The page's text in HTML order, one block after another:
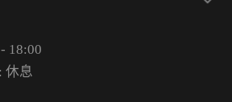
18:00
休息